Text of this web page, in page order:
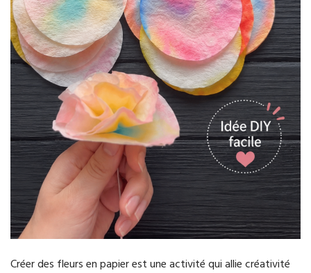
Créer des fleurs en papier est une activité qui allie créativité